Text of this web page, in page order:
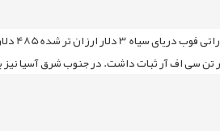
بیلت از 446 دلار به 441 هر تن درب کارخانه رسید.